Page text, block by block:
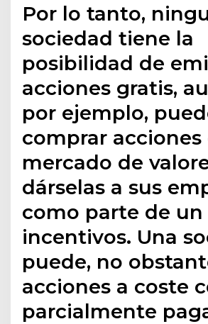
Por lo tanto,
sociedad tiene la
posibilidad de
acciones gratis,
por ejemplo,
comprar acciones
mercado de
dárselas a sus
como parte de
incentivos. Una
puede, no
acciones a coste
parcialmente